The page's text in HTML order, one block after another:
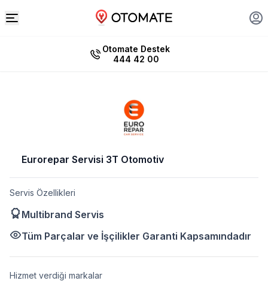
Otomate Destek
444 42 00
Eurorepar Servisi 3T Otomotiv
Servis Özellikleri
Multibrand Servis
Tüm Parçalar ve İşçilikler Garanti Kapsamındadır
Hizmet verdiği markalar